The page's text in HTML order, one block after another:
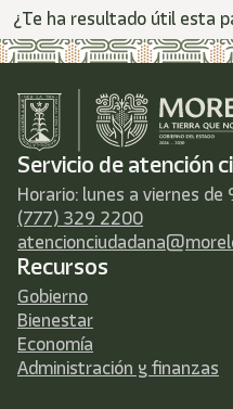
¿Te ha resultado útil esta
Servicio de atención
Horario: lunes a viernes de
(777) 329 2200
Recursos
Gobierno
Bienestar
Economía
Administración y finanzas